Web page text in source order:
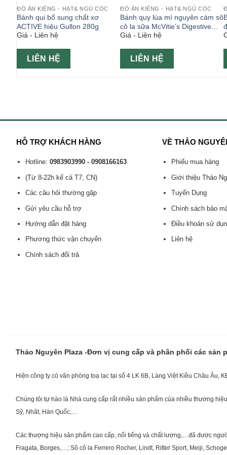
ĐỒ ĂN KIÊNG - HẠT& NGŨ CỐC
Bánh qui bổ sung chất xơ
ACTIVE hiệu Gullon 280g
Giá - Liên hệ
LIÊN HỆ
ĐỒ ĂN KIÊNG - HẠT& NGŨ CỐC
Bánh quy lúa mì nguyên cám sô
cô la sữa McVitie’s Digestive
milk chocolate 200g
Giá - Liên hệ
LIÊN HỆ
HỖ TRỢ KHÁCH HÀNG
Hotline: 0983903990 - 0908166163
(Từ 8-22h kể cả T7, CN)
Các câu hỏi thường gặp
Gửi yêu cầu hỗ trợ
Hướng dẫn đặt hàng
Phương thức vận chuyển
Chính sách đổi trả
VỀ THẢO
Phiếu mua hàng
Giới thiệu Thảo
Tuyển Dụng
Chính sách bảo
Điều khoản sử
Liên hệ
Thảo Nguyên Plaza -Đơn vị cung cấp và phân phối các
Hiện công ty có văn phòng toạ lạc tại số 4 LK 6B, Làng Việt Kiều Châu Âu,
Chúng tôi tự hào là Nhà cung cấp rất nhiều sản phẩm của nhiều thương
Sỹ, Nhât, Hàn Quốc,…
Các thượng hiệu sản phẩm cao cấp, nổi tiếng và chất lượng,…đã được
Fragata, Borges,…; Sô cô la Ferrero Rocher, Lindt, Ritter Sport, Meiji,